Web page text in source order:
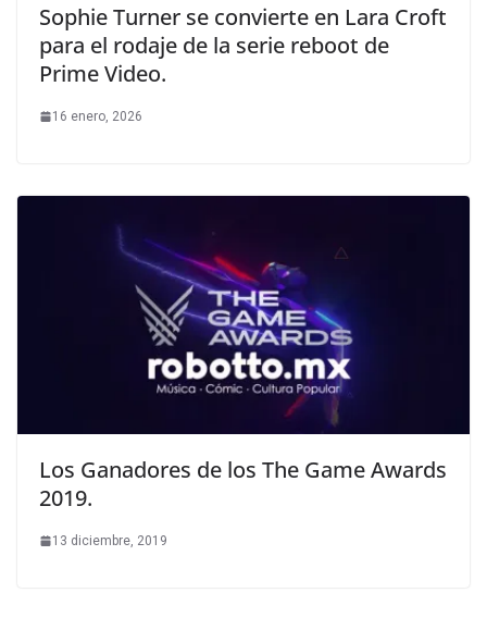
Sophie Turner se convierte en Lara Croft
para el rodaje de la serie reboot de
Prime Video.
16 enero, 2026
Los Ganadores de los The Game Awards
2019.
13 diciembre, 2019